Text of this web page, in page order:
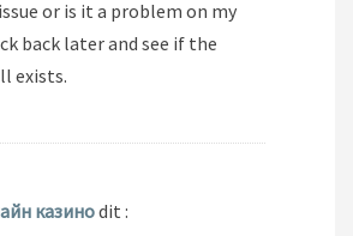
or is it a problem on my
back later and see if the
exists.
казиноdit :